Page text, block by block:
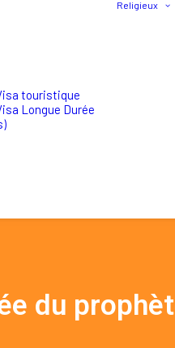
touristique
Longue Durée
Religieux
du